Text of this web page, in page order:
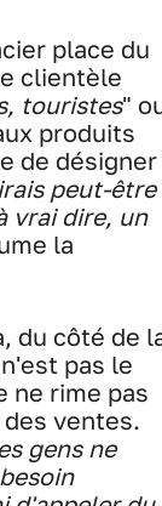
place du
clientèle
touristes"
produits
de désigner
peut-être
vrai dire, un
la
du côté de
pas le
ne rime pas
ventes.
gens ne